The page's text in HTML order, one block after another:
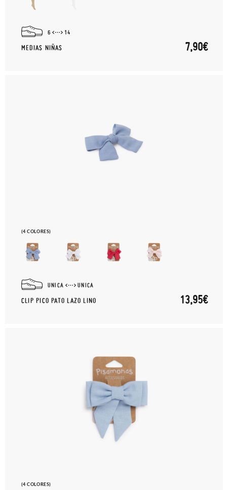
6 14
MEDIAS NIÑAS 7,90€
(4 COLORES)
UNICA UNICA
CLIP PICO PATO LAZO LINO 13,95€
(4 COLORES)